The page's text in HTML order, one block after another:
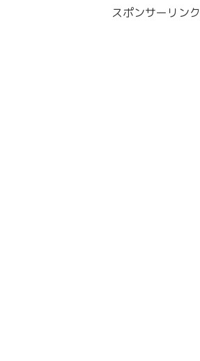
スポンサーリンク